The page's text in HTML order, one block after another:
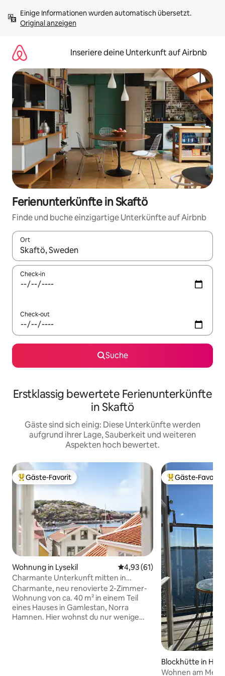
Inhalten
springenOriginal anzeigen
Inseriere deine Unterkunft auf Airbnb
Ferienunterkünfte in Skaftö
Finde und buche einzigartige Unterkünfte auf Airbnb
Ort
Wenn Ergebnisse verfügbar sind, navigiere mit den
Check-in
Check-out
Suche
Erstklassig bewertete Ferienunterkünfte
in Skaftö
Gäste sind sich einig: Diese Unterkünfte werden
aufgrund ihrer Lage, Sauberkeit und weiteren
Aspekten hoch bewertet.
Beliebter Gäste-Favorit.
Gäste-Favorit
Wohnung in Lysekil Durchschnittliche Bewertung:
4,93 (61)
Charmante Unterkunft mitten in
Gamlestan mit Meerblick
Charmante, neu renovierte 2-Zimmer-
Wohnung von ca. 40 m² in einem Teil
eines Hauses in Gamlestan, Norra
Hamnen. Hier wohnst du nur wenige
Beliebter Gäste-
Gäste-Favorit
Blockhütte in
Wohnen am